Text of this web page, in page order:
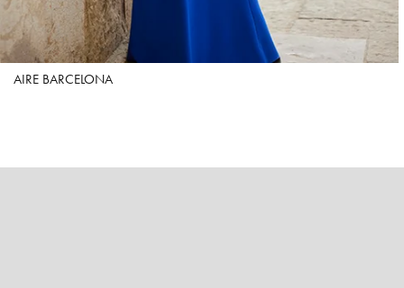
AIRE BARCELONA